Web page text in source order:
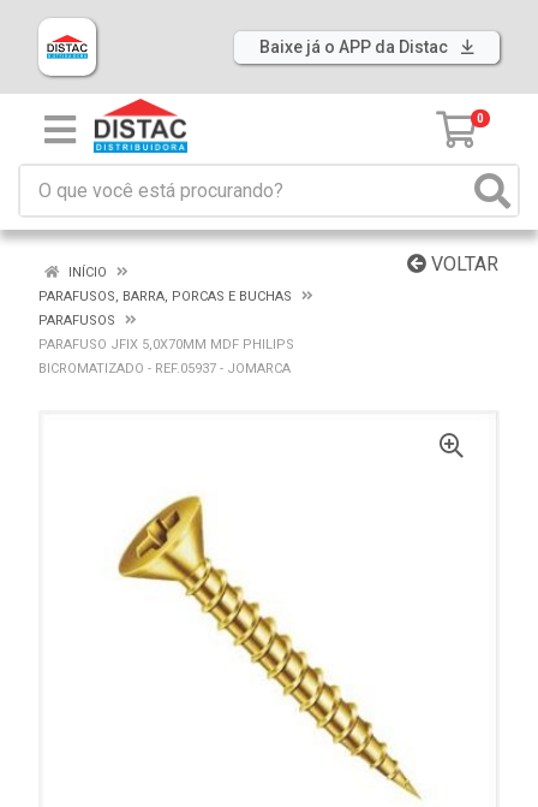
Baixe já o APP da Distac
0
VOLTAR
INÍCIO
PARAFUSOS, BARRA, PORCAS E BUCHAS
PARAFUSOS
PARAFUSO JFIX 5,0X70MM MDF PHILIPS
BICROMATIZADO - REF.05937 - JOMARCA